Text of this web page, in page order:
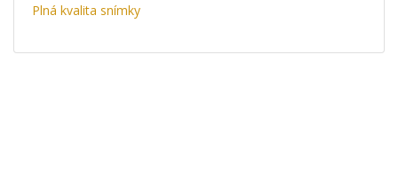
Plná kvalita snímky